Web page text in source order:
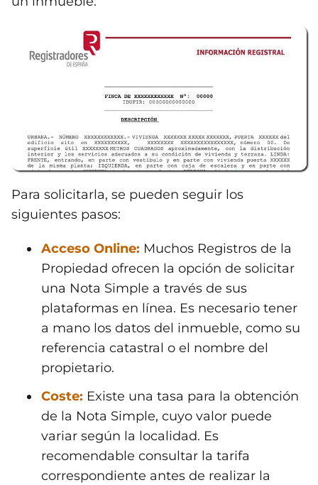
Para solicitarla, se pueden seguir los
siguientes pasos:
Acceso Online: Muchos Registros de la
Propiedad ofrecen la opción de solicitar
una Nota Simple a través de sus
plataformas en línea. Es necesario tener
a mano los datos del inmueble, como su
referencia catastral o el nombre del
propietario.
Coste: Existe una tasa para la obtención
de la Nota Simple, cuyo valor puede
variar según la localidad. Es
recomendable consultar la tarifa
correspondiente antes de realizar la